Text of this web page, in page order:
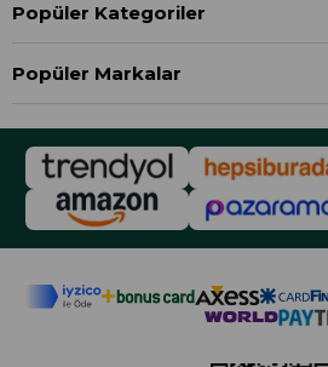
Popüler Kategoriler
Popüler Markalar